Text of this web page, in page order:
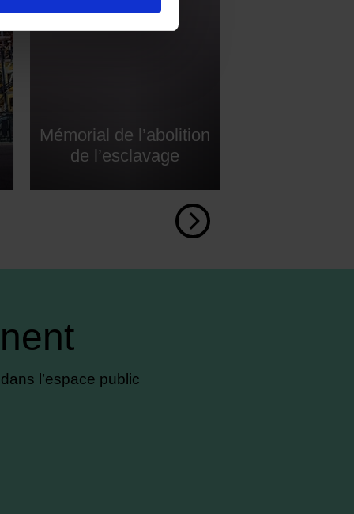
Mémorial de l’abolition
de l’esclavage
l’espace public